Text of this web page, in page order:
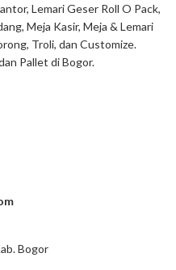
Lemari Geser Roll O Pack,
Meja Kasir, Meja & Lemari
Troli, dan Customize.
Pallet di Bogor.
Bogor